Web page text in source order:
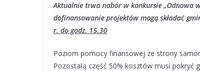
Aktualnie trwa nabór w konkursie „Odnowa
dofinansowanie projektów mogą składać
r. do godz. 15.30
Poziom pomocy finansowej ze strony
Pozostałą część 50% kosztów musi